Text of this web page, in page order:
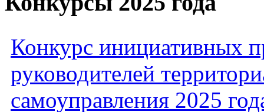
Конкурс инициативных
руководителей
самоуправления 2025